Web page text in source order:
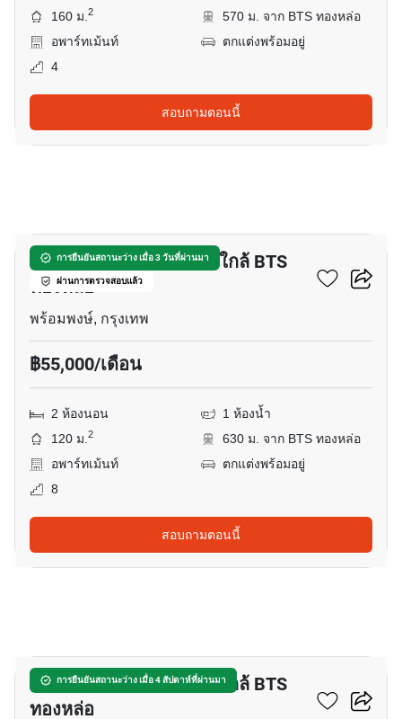
160 ม.2
570 ม. จาก BTS ทองหล่อ
อพาร์ทเม้นท์
ตกแต่งพร้อมอยู่
4
สอบถามตอนนี้
การยืนยันสถานะว่าง เมื่อ 3 วันที่ผ่านมา
ผ่านการตรวจสอบแล้ว
อพาร์ทเมนต์ 2-ห้องนอน ใกล้ BTS
ทองหล่อ
พร้อมพงษ์, กรุงเทพ
฿55,000/เดือน
2 ห้องนอน
1 ห้องน้ำ
120 ม.2
630 ม. จาก BTS ทองหล่อ
อพาร์ทเม้นท์
ตกแต่งพร้อมอยู่
8
สอบถามตอนนี้
การยืนยันสถานะว่าง เมื่อ 4 สัปดาห์ที่ผ่านมา
อพาร์ทเมนต์ 3-ห้องนอน ใกล้ BTS
ทองหล่อ